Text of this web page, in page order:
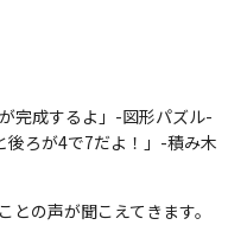
完成するよ」 -図形パズル-
後ろが4で7だよ！」 -積み木
の声が聞こえてきます。